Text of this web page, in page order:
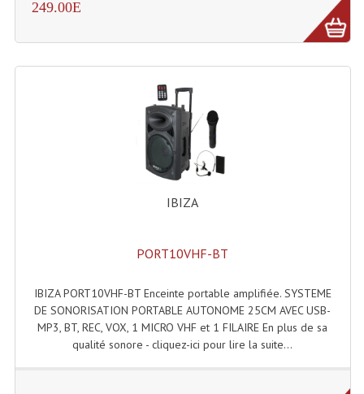
249.00E
IBIZA
PORT10VHF-BT
IBIZA PORT10VHF-BT Enceinte portable amplifiée. SYSTEME
DE SONORISATION PORTABLE AUTONOME 25CM AVEC USB-
MP3, BT, REC, VOX, 1 MICRO VHF et 1 FILAIRE En plus de sa
qualité sonore - cliquez-ici pour lire la suite...